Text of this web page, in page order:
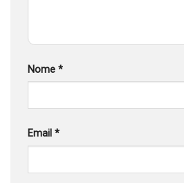
Nome *
Email *